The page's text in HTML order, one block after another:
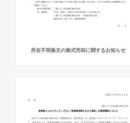
所在不明株主の株式売却に関するお知らせ